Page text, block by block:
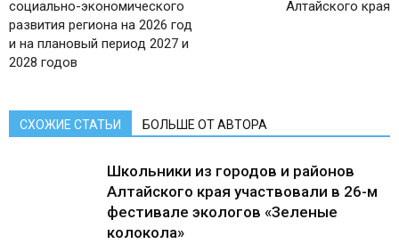
социально-экономического
развития региона на 2026 год
и на плановый период 2027 и
2028 годов
Алтайского края
СХОЖИЕ СТАТЬИ БОЛЬШЕ ОТ АВТОРА
Школьники из городов и районов
Алтайского края участвовали в 26-м
фестивале экологов «Зеленые
колокола»